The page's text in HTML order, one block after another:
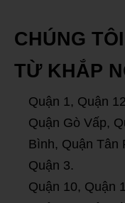
CHÚNG
TỪ KHẮP
Quận 1, Quận
Quận Gò Vấp,
Bình, Quận Tân
Quận 3.
Quận 10, Quận